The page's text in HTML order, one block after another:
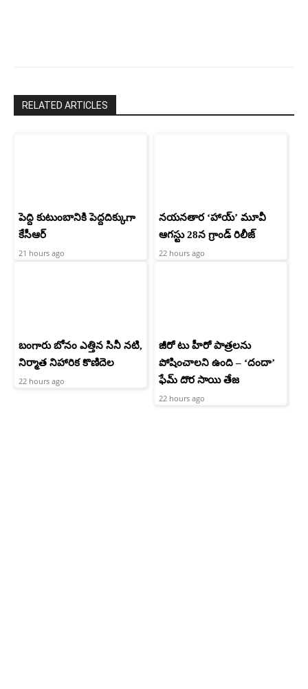
RELATED ARTICLES
పెద్ది కుటుంబానికి పెద్దదిక్కుగా
కేసీఆర్
21 hours ago
నయనతార ‘హాయ్’ మూవీ
ఆగస్టు 28న గ్రాండ్ రిలీజ్
22 hours ago
బంగారు బోనం ఎత్తిన సినీ నటి,
నిర్మాత నిహారిక కొణిదెల
22 hours ago
జీరో టు హీరో పాత్రలను
పోషించాలని ఉంది – ‘దందా’
ఫేమ్ దొర సాయి తేజ
22 hours ago